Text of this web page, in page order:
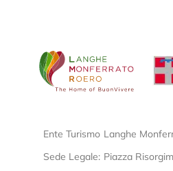
Ente Turismo Langhe
Sede Legale: Piazza